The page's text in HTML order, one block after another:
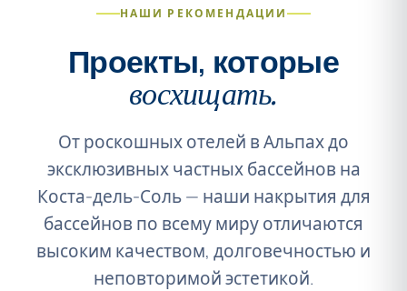
НАШИ РЕКОМЕНДАЦИИ
Проекты, которые
восхищать.
От роскошных отелей в Альпах до
эксклюзивных частных бассейнов на
Коста-дель-Соль — наши накрытия для
бассейнов по всему миру отличаются
высоким качеством, долговечностью и
неповторимой эстетикой.